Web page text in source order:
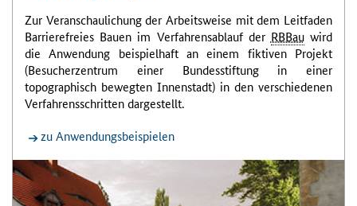
Zur Veranschaulichung der Arbeitsweise mit dem Leitfaden
Barrierefreies Bauen im Verfahrensablauf der RBBauwird
die Anwendung beispielhaft an einem fiktiven Projekt
(Besucherzentrum einer Bundesstiftung in einer
topographisch bewegten Innenstadt) in den verschiedenen
Verfahrensschritten dargestellt.
zu Anwendungsbeispielen